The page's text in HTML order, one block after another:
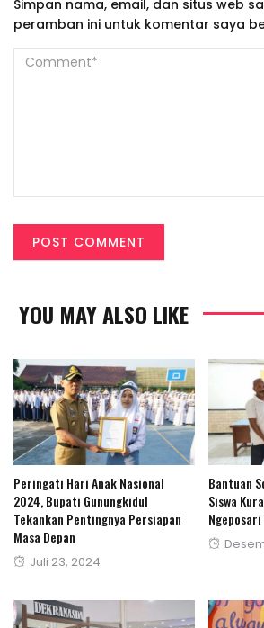
Simpan nama, email, dan situs web
peramban ini untuk komentar saya
YOU MAY ALSO LIKE
Peringati Hari Anak Nasional
2024, Bupati Gunungkidul
Tekankan Pentingnya Persiapan
Masa Depan
Posted
Juli 23, 2024
Bantuan
Siswa
Ngeposari
Posted